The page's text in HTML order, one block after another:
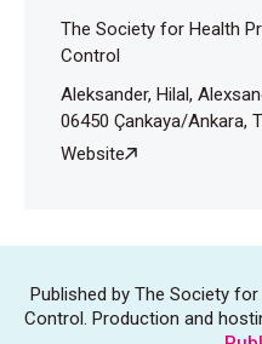
The Society for Health
Control
Aleksander, Hilal,
06450 Çankaya/Ankara,
Website
Published by The Society
Control. Production and